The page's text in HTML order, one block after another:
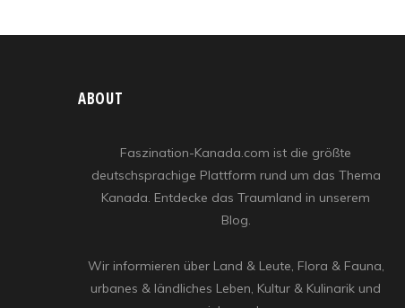
ABOUT
Faszination-Kanada.com ist die größte
deutschsprachige Plattform rund um das Thema
Kanada. Entdecke das Traumland in unserem
Blog.
Wir informieren über Land & Leute, Flora & Fauna,
urbanes & ländliches Leben, Kultur & Kulinarik und